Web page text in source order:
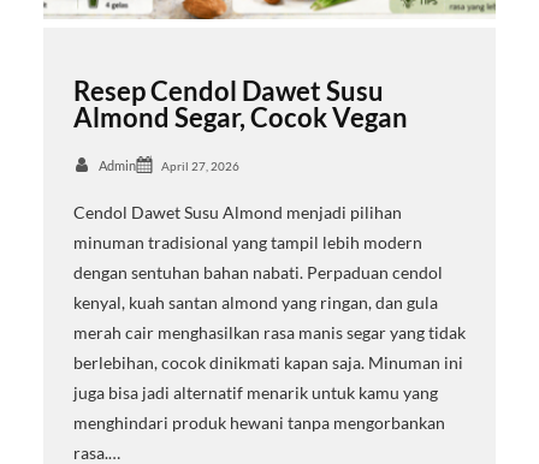
Resep Cendol Dawet Susu
Almond Segar, Cocok Vegan
Admin April 27, 2026
Cendol Dawet Susu Almond menjadi pilihan
minuman tradisional yang tampil lebih modern
dengan sentuhan bahan nabati. Perpaduan cendol
kenyal, kuah santan almond yang ringan, dan gula
merah cair menghasilkan rasa manis segar yang tidak
berlebihan, cocok dinikmati kapan saja. Minuman ini
juga bisa jadi alternatif menarik untuk kamu yang
menghindari produk hewani tanpa mengorbankan
rasa.…